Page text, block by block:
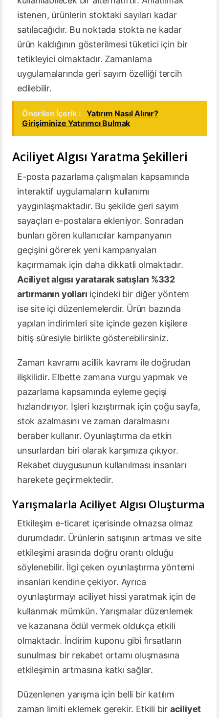
istenen, ürünlerin stoktaki sayıları kadar
satılacağıdır. Bu noktada stokta ne kadar
ürün kaldığının gösterilmesi tüketici için bir
tetikleyici olmaktadır. Zamanlama
uygulamalarında geri sayım özelliği tercih
edilebilir.
Önerilen İçerik :
Yatırım Nasıl Alınır?
Girişiminize Yatırımcı Bulmak
Aciliyet Algısı Yaratma Şekilleri
E-posta pazarlama çalışmaları kapsamında
interaktif uygulamaların kullanımı
yaygınlaşmaktadır. Bu şekilde geri sayım
sayaçları e-postalara ekleniyor. Sonradan
bunları gören kullanıcılar kampanyanın
geçişini görerek yeni kampanyaları
kaçırmamak için daha dikkatli olmaktadır.
Aciliyet algısı yaratarak satışları %332
artırmanın yolları içindeki bir diğer yöntem
ise site içi düzenlemelerdir. Ürün bazında
yapılan indirimleri site içinde gezen kişilere
bitiş süresiyle birlikte gösterebilirsiniz.
Zaman kavramı acillik kavramı ile doğrudan
ilişkilidir. Elbette zamana vurgu yapmak ve
pazarlama kapsamında eyleme geçişi
hızlandırıyor. İşleri kızıştırmak için çoğu sayfa,
stok azalmasını ve zaman daralmasını
beraber kullanır. Oyunlaştırma da etkin
unsurlardan biri olarak karşımıza çıkıyor.
Rekabet duygusunun kullanılması insanları
harekete geçirmektedir.
Yarışmalarla Aciliyet Algısı Oluşturma
Etkileşim e-ticaret içerisinde olmazsa olmaz
durumdadır. Ürünlerin satışının artması ve site
etkileşimi arasında doğru orantı olduğu
söylenebilir. İlgi çeken oyunlaştırma yöntemi
insanları kendine çekiyor. Ayrıca
oyunlaştırmayı aciliyet hissi yaratmak için de
kullanmak mümkün. Yarışmalar düzenlemek
ve kazanana ödül vermek oldukça etkili
olmaktadır. İndirim kuponu gibi fırsatların
sunulması bir rekabet ortamı oluşmasına
etkileşimin artmasına katkı sağlar.
Düzenlenen yarışma için belli bir katılım
zaman limiti eklemek gerekir. Etkili bir aciliyet